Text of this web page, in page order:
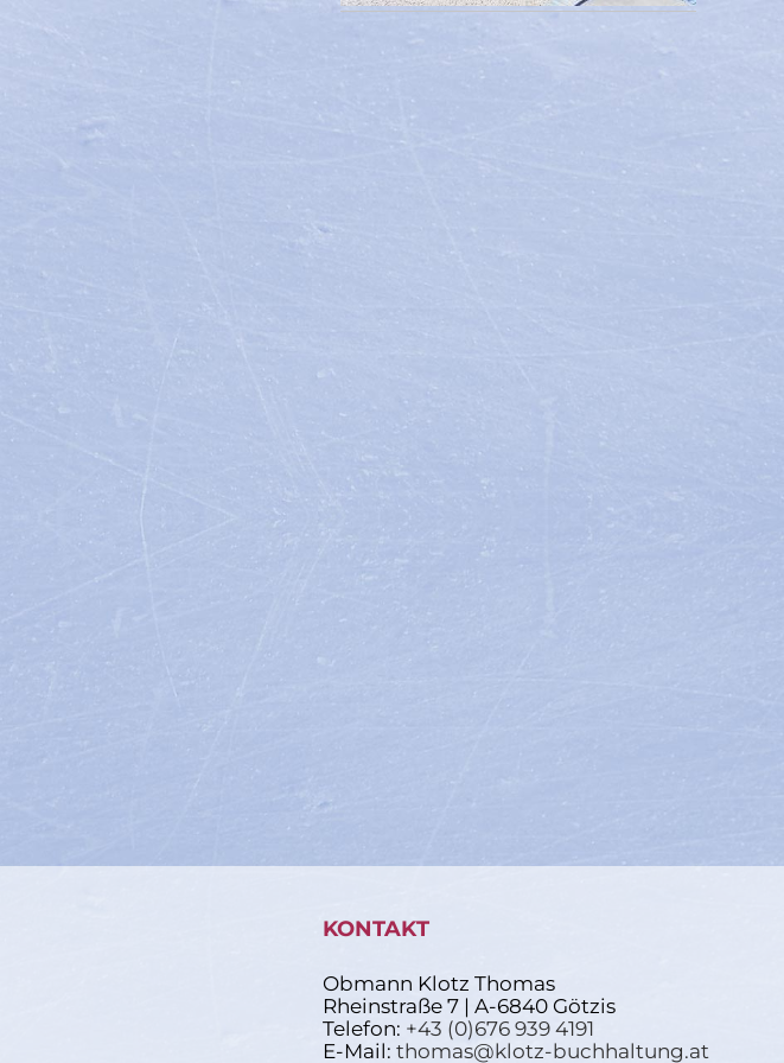
KONTAKT
Obmann Klotz Thomas
Rheinstraße 7 | A-6840 Götzis
Telefon: +43 (0)676 939 4191
E-Mail: thomas@klotz-buchhaltung.at